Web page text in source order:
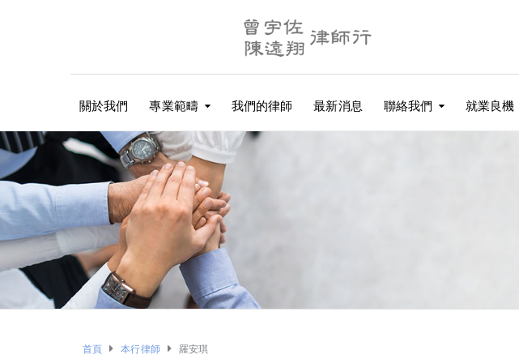
關於我們 專業範疇 我們的律師 最新消息 聯絡我們 就業良機
首頁 本行律師 羅安琪